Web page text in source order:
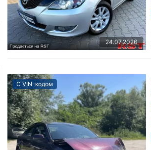
24.07.2026
С VIN-кодом